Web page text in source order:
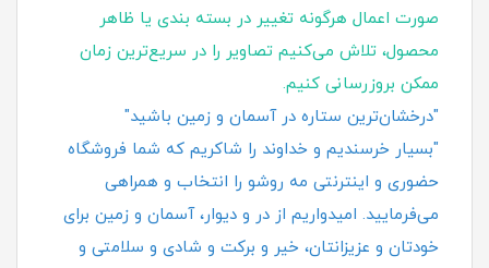
صورت اعمال هرگونه تغییر در بسته‌ بندی یا ظاهر
محصول، تلاش می‌کنیم تصاویر را در سریع‌ترین زمان
ممکن بروزرسانی کنیم.
"درخشان‌ترین ستاره در آسمان و زمین باشید"
"بسیار خرسندیم و خداوند را شاکریم که شما فروشگاه
حضوری و اینترنتی مه روشو را انتخاب و همراهی
می‌فرمایید. امیدواریم از در و دیوار، آسمان و زمین برای
خودتان و عزیزانتان، خیر و برکت و شادی و سلامتی و